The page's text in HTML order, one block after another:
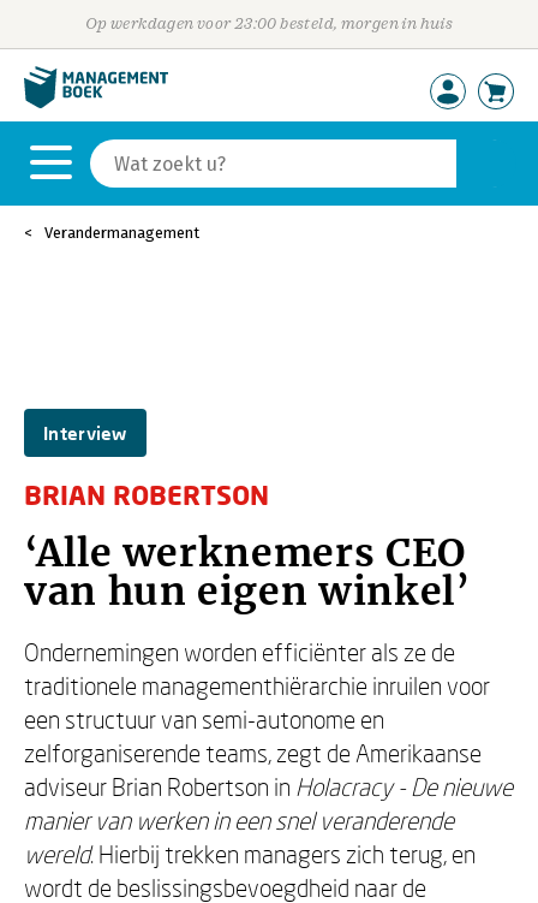
Op werkdagen voor 23:00 besteld, morgen in huis
Verandermanagement
Interview
BRIAN ROBERTSON
‘Alle werknemers CEO
van hun eigen winkel’
Ondernemingen worden efficiënter als ze de
traditionele managementhiërarchie inruilen voor
een structuur van semi-autonome en
zelforganiserende teams, zegt de Amerikaanse
adviseur Brian Robertson in Holacracy - De nieuwe
manier van werken in een snel veranderende
wereld. Hierbij trekken managers zich terug, en
wordt de beslissingsbevoegdheid naar de